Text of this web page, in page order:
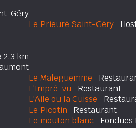
Géry
Le Prieuré Saint-Géry
2.3 km
Le Maleguemme
L'Impré-vu Restaurant
L'Aile ou la Cuisse
Le Picotin Restaurant
Le mouton blanc Fondues